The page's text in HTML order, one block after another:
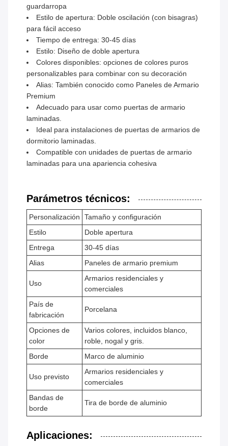
guardarropa
Estilo de apertura: Doble oscilación (con bisagras)
para fácil acceso
Tiempo de entrega: 30-45 días
Estilo: Diseño de doble apertura
Colores disponibles: opciones de colores puros
personalizables para combinar con su decoración
Alias: También conocido como Paneles de Armario
Premium
Adecuado para usar como puertas de armario
laminadas.
Ideal para instalaciones de puertas de armarios de
dormitorio laminadas.
Compatible con unidades de puertas de armario
laminadas para una apariencia cohesiva
Parámetros técnicos:
Personalización
Tamaño y configuración
Estilo
Doble apertura
Entrega
30-45 días
Alias
Paneles de armario premium
Uso
Armarios residenciales y
comerciales
País de
fabricación
Porcelana
Opciones de
color
Varios colores, incluidos blanco,
roble, nogal y gris.
Borde
Marco de aluminio
Uso previsto
Armarios residenciales y
comerciales
Bandas de
borde
Tira de borde de aluminio
Aplicaciones: